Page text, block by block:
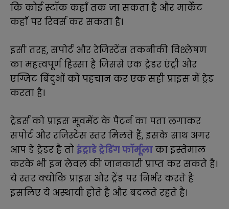
कि कोई स्टॉक कहाँ तक जा सकता है और मार्केट
कहाँ पर रिवर्स कर सकता है।
इसी तरह, सपोर्ट और रेजिस्टेंस तकनीकी विश्लेषण
का महत्वपूर्ण हिस्सा है जिससे एक ट्रेडर एंट्री और
एग्जिट बिंदुओं को पहचान कर एक सही प्राइस में ट्रेड
करता है।
ट्रेडर्स को प्राइस मूवमेंट के पैटर्न का पता लगाकर
सपोर्ट और रजिस्टेंस स्तर मिलते हैं, इसके साथ अगर
आप डे ट्रेडर है तो इंट्राडे ट्रेडिंग फॉर्मूला का इस्तेमाल
करके भी इन लेवल की जानकारी प्राप्त कर सकते है।
ये स्तर क्योंकि प्राइस और ट्रेंड पर निर्भर करते है
इसलिए ये अस्थायी होते है और बदलते रहते है।